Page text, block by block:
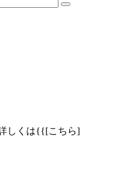
しくは{{[こちら]